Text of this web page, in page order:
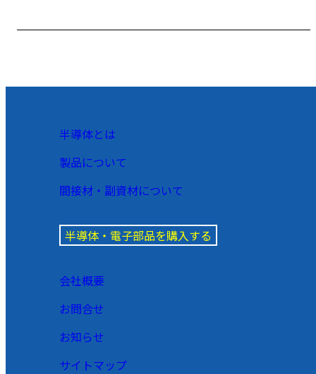
半導体とは
製品について
間接材・副資材について
半導体・電子部品を購入する
会社概要
お問合せ
お知らせ
サイトマップ